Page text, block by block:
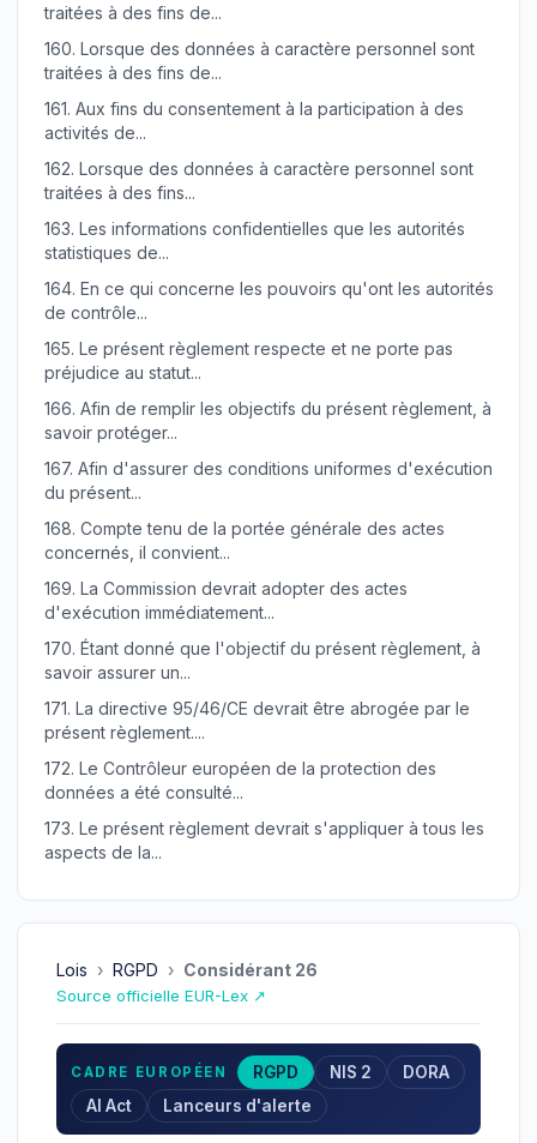
traitées à des fins de...
160. Lorsque des données à caractère personnel sont
traitées à des fins de...
161. Aux fins du consentement à la participation à des
activités de...
162. Lorsque des données à caractère personnel sont
traitées à des fins...
163. Les informations confidentielles que les autorités
statistiques de...
164. En ce qui concerne les pouvoirs qu'ont les autorités
de contrôle...
165. Le présent règlement respecte et ne porte pas
préjudice au statut...
166. Afin de remplir les objectifs du présent règlement, à
savoir protéger...
167. Afin d'assurer des conditions uniformes d'exécution
du présent...
168. Compte tenu de la portée générale des actes
concernés, il convient...
169. La Commission devrait adopter des actes
d'exécution immédiatement...
170. Étant donné que l'objectif du présent règlement, à
savoir assurer un...
171. La directive 95/46/CE devrait être abrogée par le
présent règlement....
172. Le Contrôleur européen de la protection des
données a été consulté...
173. Le présent règlement devrait s'appliquer à tous les
aspects de la...
Lois › RGPD › Considérant 26
Source officielle EUR-Lex ↗
CADRE EUROPÉEN RGPD NIS 2
DORA
AI Act
Lanceurs d'alerte